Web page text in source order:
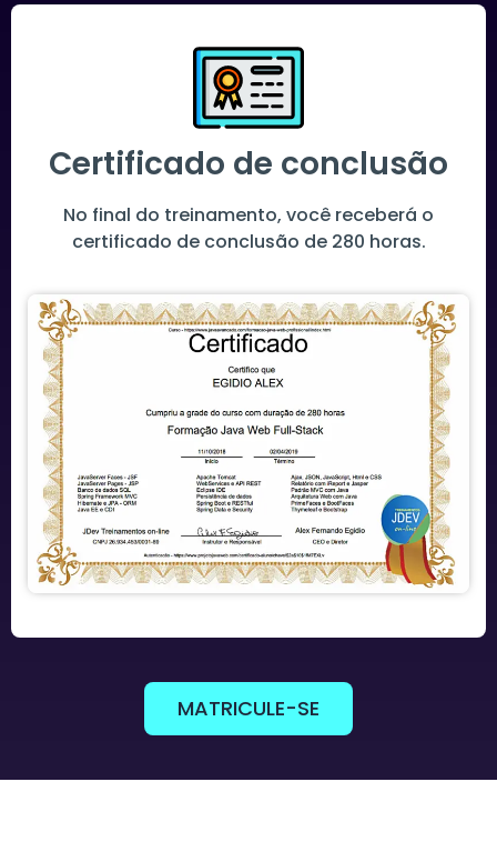
Certificado de conclusão
No final do treinamento, você receberá o
certificado de conclusão de 280 horas.
MATRICULE-SE